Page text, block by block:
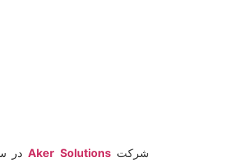
شرکتAker Solutionsدر